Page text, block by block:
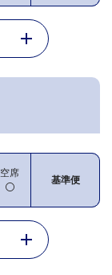
空席
基準便